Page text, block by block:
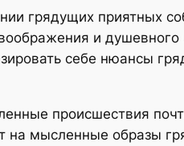
грядущих приятных
и душевного
себе нюансы
происшествия
на мысленные образы